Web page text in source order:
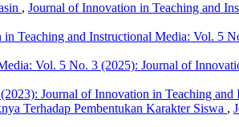
, Journal of Innovation in Teaching and
Teaching and Instructional Media: Vol. 5
Vol. 5 No. 3 (2025): Journal of
Journal of Innovation in Teaching and
Terhadap Pembentukan Karakter Siswa ,